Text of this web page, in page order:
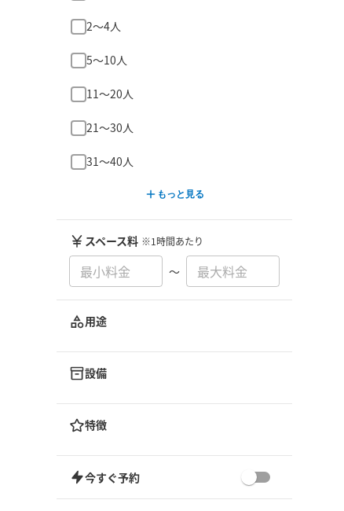
2〜4人
5〜10人
11〜20人
21〜30人
31〜40人
もっと見る
スペース料 ※1時間あたり
〜
用途
設備
特徴
今すぐ予約